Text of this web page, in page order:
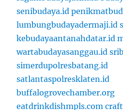
senibudaya.id
lumbungbudayadermaji.id
kebudayaantanahdatar.id
wartabudayasanggau.id
simerdupolresbatang.id
satlantaspolresklaten.id
buffalogrovechamber.org
eatdrinkdishmpls.com